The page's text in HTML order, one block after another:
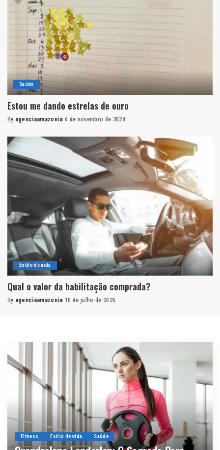
Saúde
Estou me dando estrelas de ouro
By agenciaamazonia 6 de novembro de 2024
Estilo de vida
Qual o valor da habilitação comprada?
By agenciaamazonia 10 de julho de 2025
Fitness Estilo de vida Saúde